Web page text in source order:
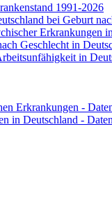
1991-2026
bei Geburt
Erkrankungen
Geschlecht in
in
Erkrankungen -
in Deutschland -